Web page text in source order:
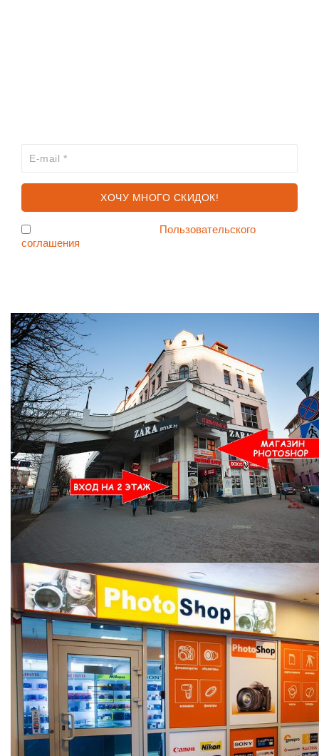
Пользовательского
соглашения